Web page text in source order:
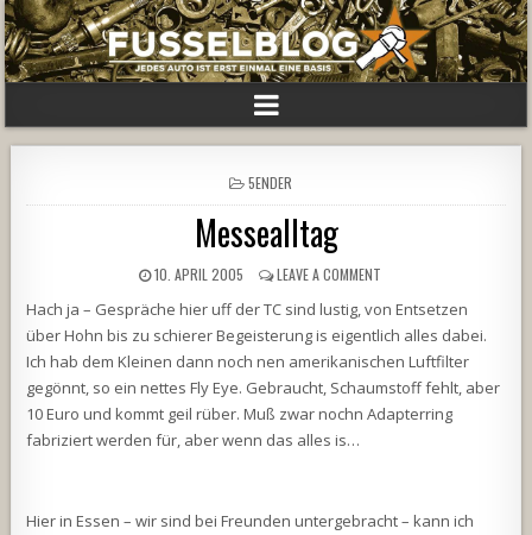
POSTED
IN
5ENDER
Messealltag
10. APRIL 2005 LEAVE A COMMENT
Hach ja – Gespräche hier uff der TC sind lustig, von Entsetzen
über Hohn bis zu schierer Begeisterung is eigentlich alles dabei.
Ich hab dem Kleinen dann noch nen amerikanischen Luftfilter
gegönnt, so ein nettes Fly Eye. Gebraucht, Schaumstoff fehlt, aber
10 Euro und kommt geil rüber. Muß zwar nochn Adapterring
fabriziert werden für, aber wenn das alles is…
Hier in Essen – wir sind bei Freunden untergebracht – kann ich